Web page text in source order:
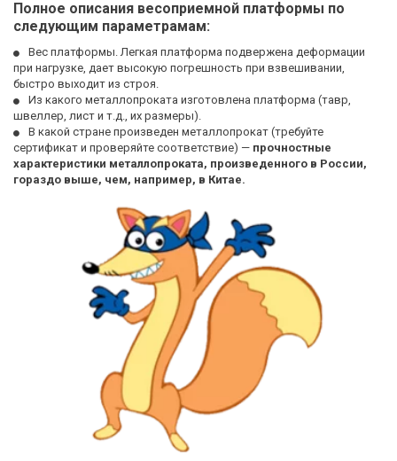
Полное описания весоприемной платформы по
следующим параметрамам:
Вес платформы. Легкая платформа подвержена деформации
при нагрузке, дает высокую погрешность при взвешивании,
быстро выходит из строя.
Из какого металлопроката изготовлена платформа (тавр,
швеллер, лист и т.д., их размеры).
В какой стране произведен металлопрокат (требуйте
сертификат и проверяйте соответствие) — прочностные
характеристики металлопроката, произведенного в России,
гораздо выше, чем, например, в Китае.